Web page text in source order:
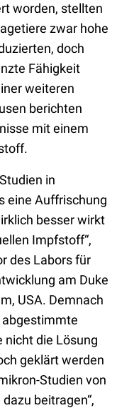
worden, stellten
zwar hohe
doch
Fähigkeit
weiteren
berichten
mit einem
in
eine Auffrischung
besser wirkt
Impfstoff“,
des Labors für
am Duke
USA. Demnach
abgestimmte
die Lösung
geklärt werden
Studien von
beitragen“,